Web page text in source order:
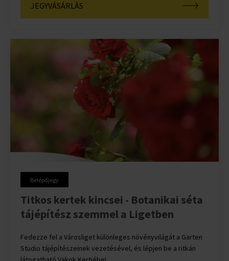
JEGYVÁSÁRLÁS
Belépőjegy
Titkos kertek kincsei - Botanikai séta
tájépítész szemmel a Ligetben
Fedezze fel a Városliget különleges növényvilágát a Garten
Studio tájépítészeinek vezetésével, és lépjen be a ritkán